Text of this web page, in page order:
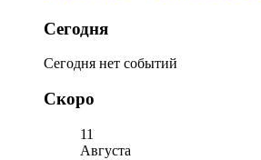
Сегодня
Сегодня нет событий
Скоро
11
Августа